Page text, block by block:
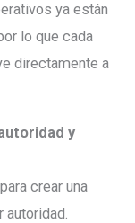
ya están
lo que cada
directamente a
y
crear una